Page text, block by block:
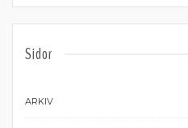
Sidor
ARKIV